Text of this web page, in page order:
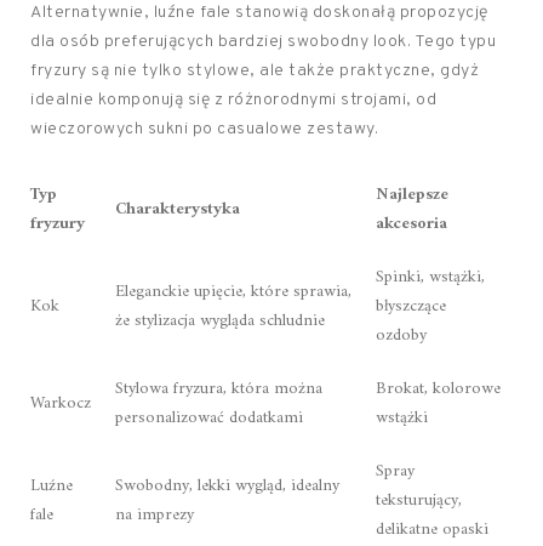
Alternatywnie, luźne fale stanowią doskonałą propozycję
dla osób preferujących bardziej swobodny look. Tego typu
fryzury są nie tylko stylowe, ale także praktyczne, gdyż
idealnie komponują się z różnorodnymi strojami, od
wieczorowych sukni po casualowe zestawy.
Typ
fryzury
Charakterystyka
Najlepsze
akcesoria
Kok
Eleganckie upięcie, które sprawia,
że stylizacja wygląda schludnie
Spinki, wstążki,
błyszczące
ozdoby
Warkocz
Stylowa fryzura, która można
personalizować dodatkami
Brokat, kolorowe
wstążki
Luźne
fale
Swobodny, lekki wygląd, idealny
na imprezy
Spray
teksturujący,
delikatne opaski